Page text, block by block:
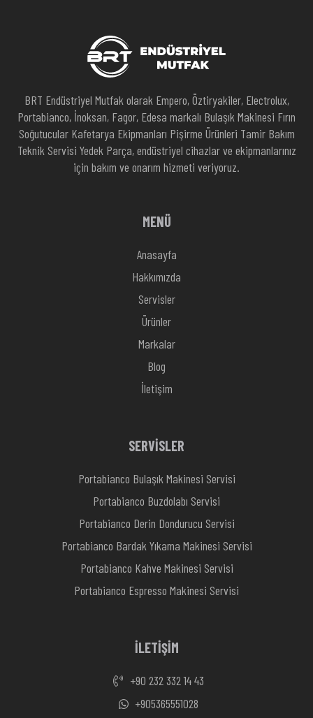
BRT Endüstriyel Mutfak olarak Empero, Öztiryakiler, Electrolux,
Portabianco, İnoksan, Fagor, Edesa markalı Bulaşık Makinesi Fırın
Soğutucular Kafetarya Ekipmanları Pişirme Ürünleri Tamir Bakım
Teknik Servisi Yedek Parça, endüstriyel cihazlar ve ekipmanlarınız
için bakım ve onarım hizmeti veriyoruz.
MENÜ
Anasayfa
Hakkımızda
Servisler
Ürünler
Markalar
Blog
İletişim
SERVİSLER
Portabianco Bulaşık Makinesi Servisi
Portabianco Buzdolabı Servisi
Portabianco Derin Dondurucu Servisi
Portabianco Bardak Yıkama Makinesi Servisi
Portabianco Kahve Makinesi Servisi
Portabianco Espresso Makinesi Servisi
İLETİŞİM
+90 232 332 14 43
+905365551028